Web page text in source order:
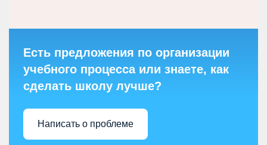
Есть предложения по организации
учебного процесса или знаете, как
сделать школу лучше?
Написать о проблеме